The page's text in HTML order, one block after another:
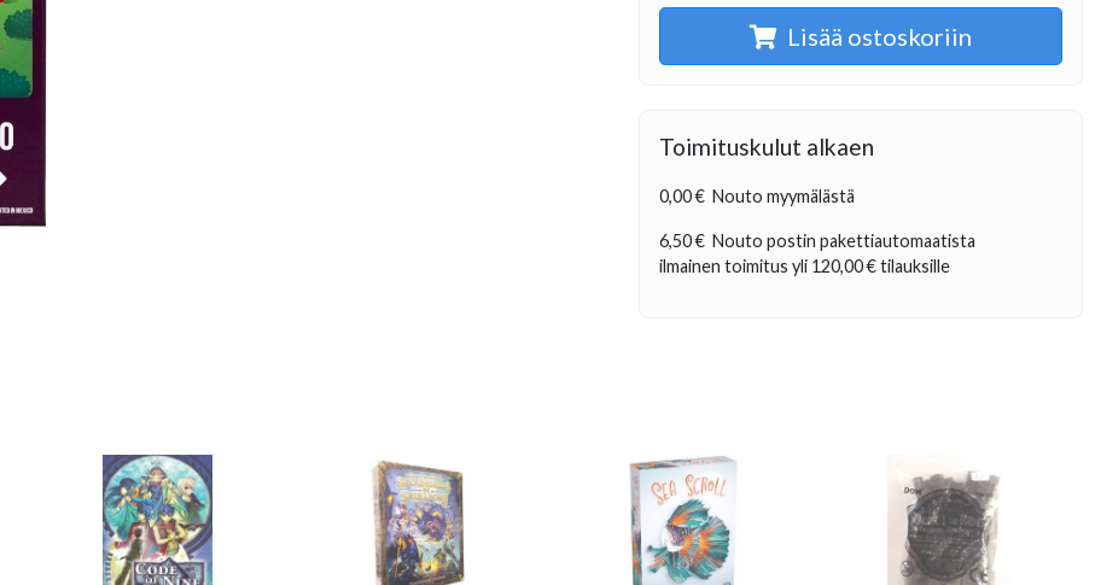
Lisää ostoskoriin
Toimituskulut alkaen
0,00 € Nouto myymälästä
6,50 € Nouto postin pakettiautomaatista
ilmainen toimitus yli 120,00 €tilauksille